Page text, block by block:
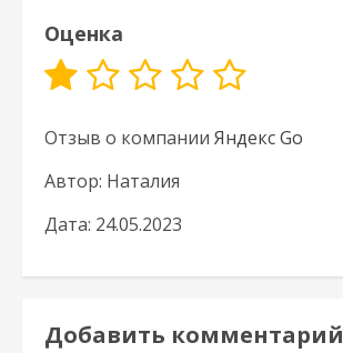
Оценка
Отзыв о компании Яндекс Go
Автор: Наталия
Дата: 24.05.2023
Добавить комментарий